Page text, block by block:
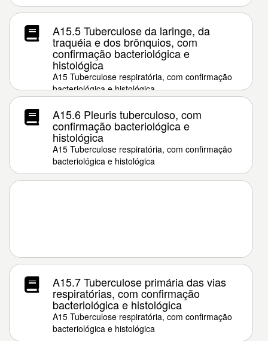
A15.5 Tuberculose da laringe, da
traquéia e dos brônquios, com
confirmação bacteriológica e
histológica
A15 Tuberculose respiratória, com confirmação
bacteriológica e histológica
A15.6 Pleuris tuberculoso, com
confirmação bacteriológica e
histológica
A15 Tuberculose respiratória, com confirmação
bacteriológica e histológica
A15.7 Tuberculose primária das vias
respiratórias, com confirmação
bacteriológica e histológica
A15 Tuberculose respiratória, com confirmação
bacteriológica e histológica